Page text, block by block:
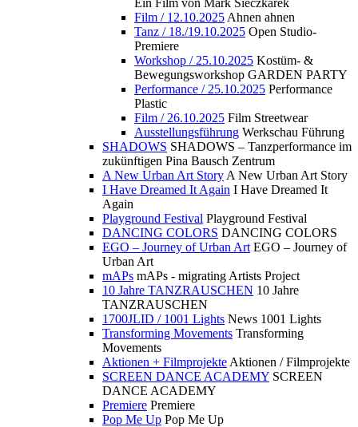
Ein Film von Mark Sieczkarek
Film / 12.10.2025 Ahnen ahnen
Tanz / 18./19.10.2025 Open Studio-
Premiere
Workshop / 25.10.2025 Kostüm- &
Bewegungsworkshop GARDEN PARTY
Performance / 25.10.2025 Performance
Plastic
Film / 26.10.2025 Film Streetwear
Ausstellungsführung Werkschau Führung
SHADOWS SHADOWS – Tanzperformance im
zukünftigen Pina Bausch Zentrum
A New Urban Art Story A New Urban Art Story
I Have Dreamed It Again I Have Dreamed It
Again
Playground Festival Playground Festival
DANCING COLORS DANCING COLORS
EGO – Journey of Urban Art EGO – Journey of
Urban Art
mAPs mAPs - migrating Artists Project
10 Jahre TANZRAUSCHEN 10 Jahre
TANZRAUSCHEN
1700JLID / 1001 Lights News 1001 Lights
Transforming Movements Transforming
Movements
Aktionen + Filmprojekte Aktionen / Filmprojekte
SCREEN DANCE ACADEMY SCREEN
DANCE ACADEMY
Premiere Premiere
Pop Me Up Pop Me Up